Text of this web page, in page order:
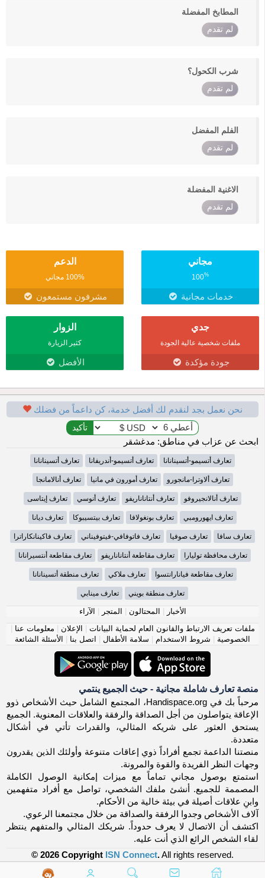
المطابخ المفضلة
لم تقدم
شرب الكحول؟
لم تقدم
الفلم المفضل
لم تقدم
الاغنية المفضلة
لم تقدم
مجاني
100%
خدمات مجانية
الدعم
100% مجاني
مشرفون مستمعون
جدي
ملفات شخصية عالية الجودة
جودة مؤكدة
الزوار
كثير الزيارة
الأفضل
نحن نعمل بجد لنقدم لك أفضل خدمة، كن داعماً من فضلك
ابحث عن عزاب في مناطق: مدغشقر
تعارف أتسيمو-أتسينانانا تعارف أتسيمو-أندريفانا تعارف أتسينانانا
تعارف ألاوترا-مانجورو تعارف أمورون في مانيا تعارف أنالامانجا
تعارف أنالانجيروفو تعارف أنتاناناريفو تعارف أنوسي تعارف إيتاسى
تعارف ايهورومبي تعارف بونغولافا تعارف بيتسيبوكا تعارف ديانا
تعارف سافا تعارف صوفيا تعارف فاتوفافي-فيتوفيناني تعارف فاكينانكاراترا
تعارف محافظة توليارا تعارف مقاطعة أنتاناناريفو تعارف مقاطعة أنتسيرانانا
تعارف مقاطعة فيانارانتسوا تعارف ملاكي تعارف منطقة أتسينانانا
تعارف منطقة بويني تعارف مينابي
الأخبار | المحتالون | المتجر | الآراء
ملفات تعريف الارتباط والقانون العام لحماية البيانات | الإعلان | معلومات عنا |
الخصوصية | شروط الاستخدام | سلامة الأطفال | اتصل بنا | الأسئلة الشائعة
منصة تعارف شاملة مجانية - حيث الجميع ينتمي
مرحباً بك في Handispace.org، المجتمع الشامل حيث الأشخاص ذوو
الإعاقة يتواصلون من أجل الصداقة والرفقة والعلاقات المعنوية. الجميع
يستحق العثور على شريكه المثالي، والقدرات تأتي في أشكال
متعددة.
منصتنا الداعمة تجمع أفراداً ذوي إعاقات متنوعة وأولئك الذين يقدرون
وجهات النظر الفريدة والقوة والمرونة.
استمتع بوصول مجاني تماماً مع ميزات إمكانية الوصول الكاملة
المصممة للجميع. أنشئ ملفك الشخصي، تواصل مع أفراد متفهمين
وابنِ علاقات أصيلة في بيئة خالية من الأحكام.
آلاف الأشخاص وجدوا الرفقة والصداقة من خلال مجتمعنا الرعوي.
اكتشف أن الاتصال لا يعرف حدوداً. شريكك المثالي والمتفهم ينتظر
لقاء الشخص الرائع الذي أنت عليه.
© 2026 Copyright ISN Connect.All rights reserved.